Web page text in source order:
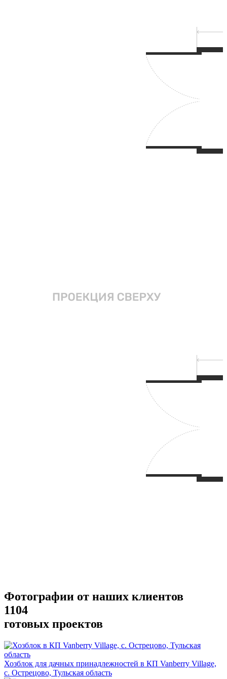
Фотографии от наших клиентов
1104
готовых проектов
Хозблок для дачных принадлежностей в КП Vanberry Village,
с. Острецово, Тульская область